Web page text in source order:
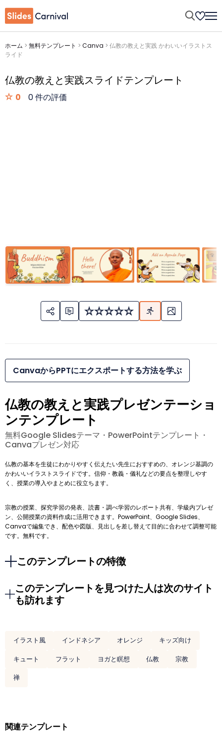
ホーム > 無料テンプレート > Canva > 仏教の教えと実践 かわいいイラストス
ライド
仏教の教えと実践スライドテンプレート
0 0 件の評価
CanvaからPPTにエクスポートする方法を学ぶ
仏教の教えと実践プレゼンテーショ
ンテンプレート
無料Google Slidesテーマ・PowerPointテンプレート・
Canvaプレゼン対応
仏教の基本を生徒にわかりやすく伝えたい先生におすすめの、オレンジ基調の
かわいいイラストスライドです。信仰・教義・儀礼などの要点を整理しやす
く、授業の導入やまとめに役立ちます。
宗教の授業、探究学習の発表、読書・調べ学習のレポート共有、学級内プレゼ
ン、公開授業の資料作成に活用できます。PowerPoint、Google Slides、
Canvaで編集でき、配色や図版、見出しを差し替えて目的に合わせて調整可能
です。無料です。
このテンプレートの特徴
このテンプレートを見つけた人は次のサイト
も訪れます
イラスト風 インドネシア オレンジ
キッズ向け
キュート
フラット ヨガと瞑想 仏教
宗教
禅
関連テンプレート